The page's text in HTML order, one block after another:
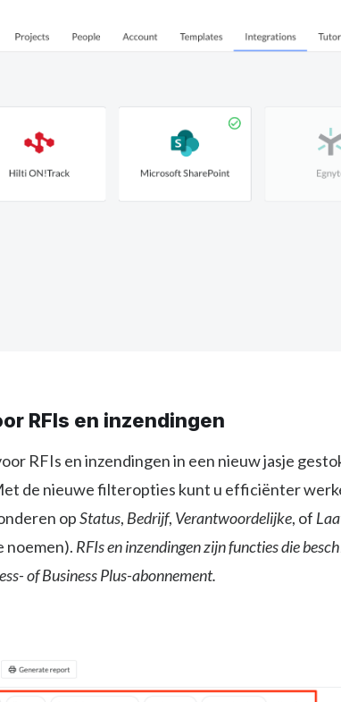
RFIs en inzendingen
RFIs en inzendingen in een nieuw jasje
de nieuwe filteropties kunt u efficiënter
opStatus, Bedrijf, Verantwoordelijke, of
noemen). RFIs en inzendingen zijn functies die
of Business Plus-abonnement.